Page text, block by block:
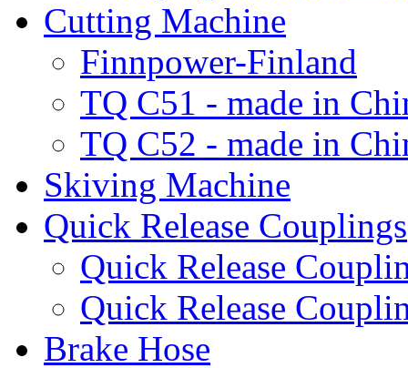
Cutting Machine
Finnpower-Finland
TQ C51 - made in
TQ C52 - made in
Skiving Machine
Quick Release Couplings
Quick Release
Quick Release
Brake Hose